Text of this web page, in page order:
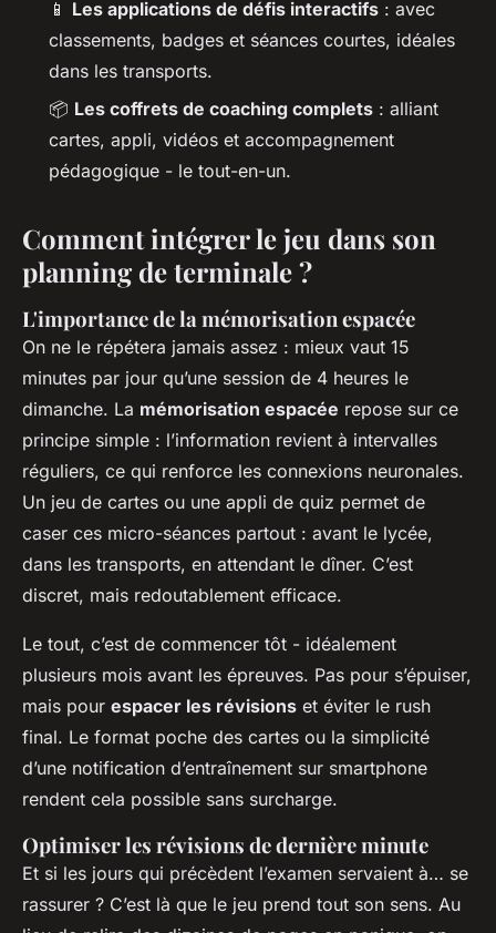
📱 Les applications de défis interactifs : avec
classements, badges et séances courtes, idéales
dans les transports.
📦 Les coffrets de coaching complets : alliant
cartes, appli, vidéos et accompagnement
pédagogique - le tout-en-un.
Comment intégrer le jeu dans son
planning de terminale ?
L'importance de la mémorisation espacée
On ne le répétera jamais assez : mieux vaut 15
minutes par jour qu’une session de 4 heures le
dimanche. La mémorisation espacée repose sur ce
principe simple : l’information revient à intervalles
réguliers, ce qui renforce les connexions neuronales.
Un jeu de cartes ou une appli de quiz permet de
caser ces micro-séances partout : avant le lycée,
dans les transports, en attendant le dîner. C’est
discret, mais redoutablement efficace.
Le tout, c’est de commencer tôt - idéalement
plusieurs mois avant les épreuves. Pas pour s’épuiser,
mais pour espacer les révisions et éviter le rush
final. Le format poche des cartes ou la simplicité
d’une notification d’entraînement sur smartphone
rendent cela possible sans surcharge.
Optimiser les révisions de dernière minute
Et si les jours qui précèdent l’examen servaient à… se
rassurer ? C’est là que le jeu prend tout son sens. Au